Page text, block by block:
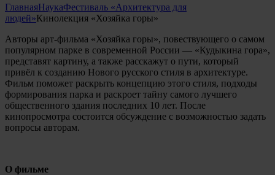
ГлавнаяНаукаФестиваль «Архитектура для
людей»Кинолекция «Хозяйка горы»
Авторы арт-фильма «Хозяйка горы», повествующего о самом
популярном парке в современной России — «Кудыкина гора»,
представят картину, а также расскажут о пути, который
привёл к созданию Нового русского стиля в архитектуре.
Фильм поможет раскрыть концепцию этого стиля, подходы
формирования парка и раскроет тайну самого лучшего
общественного здания последних 10 лет. После
кинопросмотра состоится обсуждение с возможностью задать
вопросы авторам.
О фильме